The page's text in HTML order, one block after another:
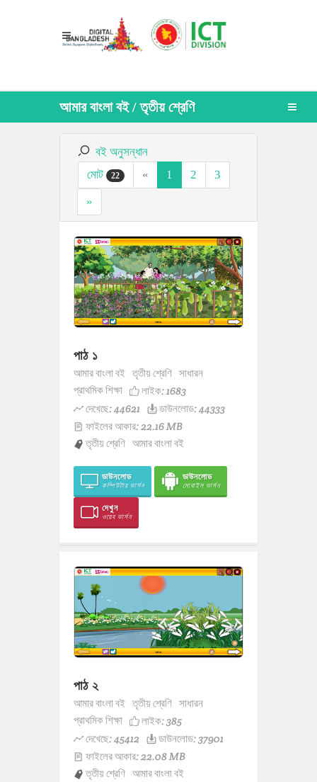
আমার বাংলা বই / তৃতীয় শ্রেণি
বই অনুসন্ধান
মোট
22 « 1 2
3
»
পাঠ ১
আমার বাংলা বই তৃতীয় শ্রেণি সাধারন
প্রাথমিক শিক্ষা
লাইক:1683
দেখেছে: 44621
ডাউনলোড: 44333
ফাইলের আকার: 22.16 MB
তৃতীয় শ্রেণি আমার বাংলা বই
ডাউনলোড
কম্পিউটার ভার্সন
ডাউনলোড
মোবাইল ভার্সন
দেখুন
ওয়েব ভার্সন
পাঠ ২
আমার বাংলা বই তৃতীয় শ্রেণি সাধারন
প্রাথমিক শিক্ষা
লাইক:385
দেখেছে: 45412
ডাউনলোড: 37901
ফাইলের আকার: 22.08 MB
তৃতীয় শ্রেণি আমার বাংলা বই